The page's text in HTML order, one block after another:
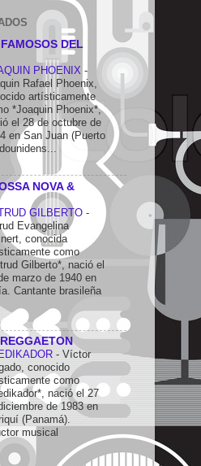
DEL
PHOENIX -
Rafael Phoenix,
artísticamente
*Joaquin Phoenix*,
el 28 de octubre de
en San Juan (Puerto
NOVA &
GILBERTO -
Evangelina
conocida
como
Gilberto*, nació el
marzo de 1940 en
Cantante brasileña
- Víctor
conocido
como
nació el 27
de 1983 en
(Panamá).
musical